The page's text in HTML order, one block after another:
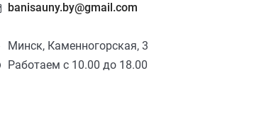
banisauny.by@gmail.com
Минск, Каменногорская, 3
Работаем с 10.00 до 18.00